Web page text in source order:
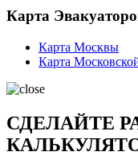
Карта
Карта Москвы
Карта
СДЕЛАЙТЕ